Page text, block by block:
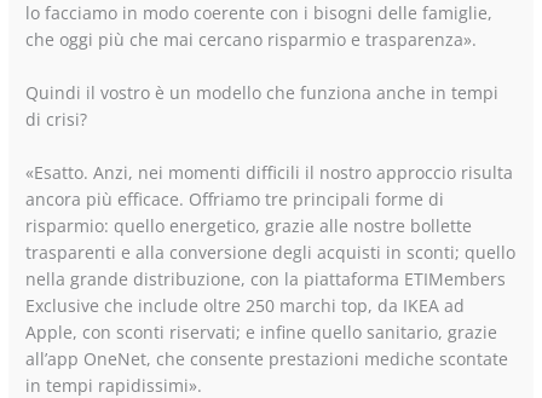
lo facciamo in modo coerente con i bisogni delle famiglie,
che oggi più che mai cercano risparmio e trasparenza».
Quindi il vostro è un modello che funziona anche in tempi
di crisi?
«Esatto. Anzi, nei momenti difficili il nostro approccio risulta
ancora più efficace. Offriamo tre principali forme di
risparmio: quello energetico, grazie alle nostre bollette
trasparenti e alla conversione degli acquisti in sconti; quello
nella grande distribuzione, con la piattaforma ETIMembers
Exclusive che include oltre 250 marchi top, da IKEA ad
Apple, con sconti riservati; e infine quello sanitario, grazie
all’app OneNet, che consente prestazioni mediche scontate
in tempi rapidissimi».